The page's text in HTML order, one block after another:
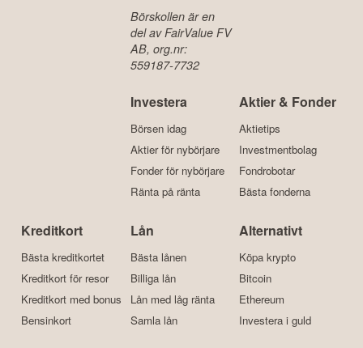
Börskollen är en
del av FairValue FV
AB, org.nr:
559187-7732
Investera
Börsen idag
Aktier för nybörjare
Fonder för nybörjare
Ränta på ränta
Aktier & Fonder
Aktietips
Investmentbolag
Fondrobotar
Bästa fonderna
Kreditkort
Bästa kreditkortet
Kreditkort för resor
Kreditkort med bonus
Bensinkort
Lån
Bästa lånen
Billiga lån
Lån med låg ränta
Samla lån
Alternativt
Köpa krypto
Bitcoin
Ethereum
Investera i guld